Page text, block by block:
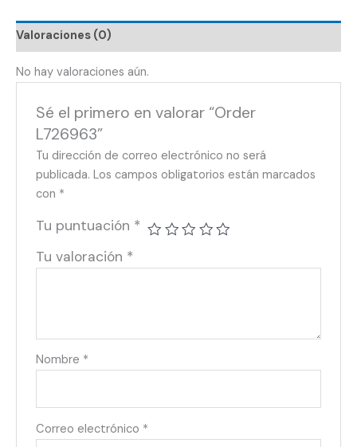
Valoraciones (0)
No hay valoraciones aún.
Sé el primero en valorar “Order
L726963”
Tu dirección de correo electrónico no será
publicada. Los campos obligatorios están marcados
con *
Tu puntuación *
Tu valoración *
Nombre *
Correo electrónico *